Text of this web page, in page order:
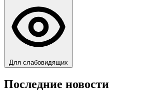
Для слабовидящих
Последние новости